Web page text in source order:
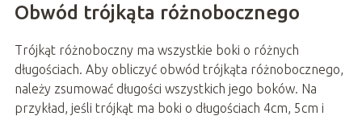
Obwód trójkąta różnobocznego
Trójkąt różnoboczny ma wszystkie boki o różnych
długościach. Aby obliczyć obwód trójkąta różnobocznego,
należy zsumować długości wszystkich jego boków. Na
przykład, jeśli trójkąt ma boki o długościach 4cm, 5cm i